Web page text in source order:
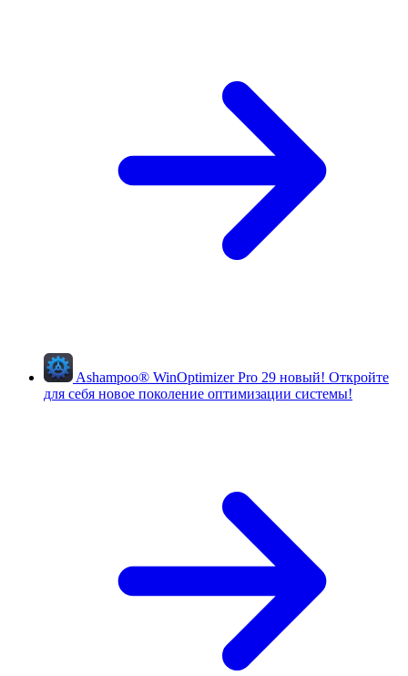
Ashampoo® WinOptimizer Pro 29 новый! Откройте
для себя новое поколение оптимизации системы!